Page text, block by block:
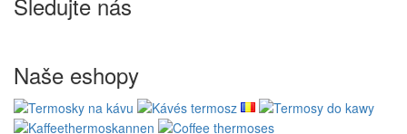
Naše eshopy